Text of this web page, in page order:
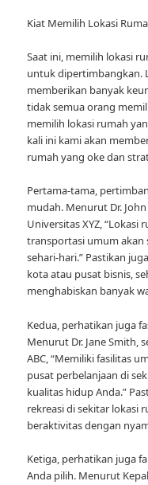
Kiat Memilih Lokasi
Saat ini, memilih lokasi
untuk dipertimbangkan.
memberikan banyak
tidak semua orang
memilih lokasi rumah
kali ini kami akan
rumah yang oke dan
Pertama-tama,
mudah. Menurut Dr.
Universitas XYZ, “Lokasi
transportasi umum akan
sehari-hari.” Pastikan
kota atau pusat bisnis,
menghabiskan banyak
Kedua, perhatikan juga
Menurut Dr. Jane Smith,
ABC, “Memiliki fasilitas
pusat perbelanjaan di
kualitas hidup Anda.”
rekreasi di sekitar lokasi
beraktivitas dengan
Ketiga, perhatikan juga
Anda pilih. Menurut